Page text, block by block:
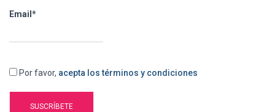
Email*
Por favor, acepta los términos y condiciones